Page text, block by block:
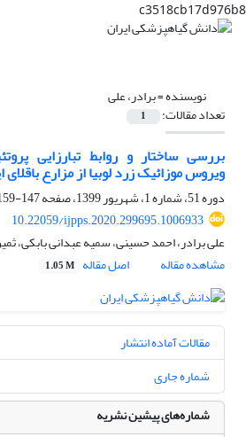
c3518cb17d976b8
نویسنده =برادر، علی
تعداد مقالات: 1
بررسی ساختار و روابط تبارزایی
ویروس موزائیک زرد لوبیا از مزارع باقلای
دوره 51، شماره 1، شهریور 1399، صفحه
147-159
10.22059/ijpps.2020.299695.1006933
علی برادر، احمد حسینی، سمیه عبدانی بابکی،
مشاهده مقاله
اصل مقاله 1.05 M
مقالات آماده انتشار
شماره جاری
شماره‌های پیشین نشریه